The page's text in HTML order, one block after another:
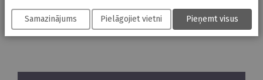
Atsauksmes
Samazinājums Pielāgojiet vietni Pieņemt visus